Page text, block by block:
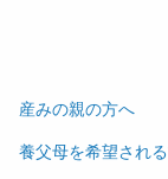
産みの親の方へ
養父母を希望され